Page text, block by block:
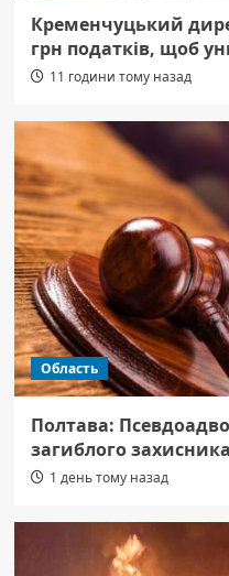
Кременчуцький
грн податків, щоб
11 години тому назад
Область
Полтава:
загиблого
1 день тому назад